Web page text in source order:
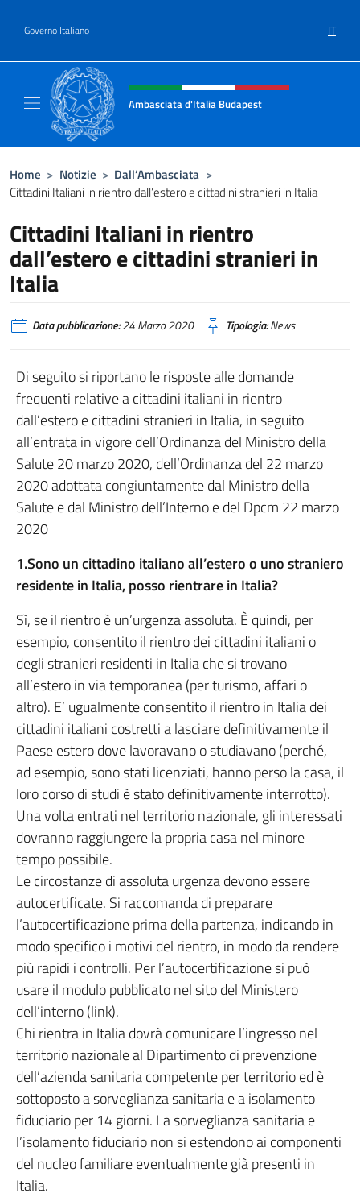
Governo Italiano IT
Intestazione sito, social e menù
Ambasciata d'Italia Budapest
Home > Notizie > Dall’Ambasciata >
Cittadini Italiani in rientro dall’estero e cittadini stranieri in Italia
Cittadini Italiani in rientro
dall’estero e cittadini stranieri in
Italia
Data pubblicazione:24 Marzo 2020 Tipologia:News
Di seguito si riportano le risposte alle domande
frequenti relative a cittadini italiani in rientro
dall’estero e cittadini stranieri in Italia, in seguito
all’entrata in vigore dell’Ordinanza del Ministro della
Salute 20 marzo 2020, dell’Ordinanza del 22 marzo
2020 adottata congiuntamente dal Ministro della
Salute e dal Ministro dell’Interno e del Dpcm 22 marzo
2020
1.Sono un cittadino italiano all’estero o uno straniero
residente in Italia, posso rientrare in Italia?
Sì, se il rientro è un’urgenza assoluta. È quindi, per
esempio, consentito il rientro dei cittadini italiani o
degli stranieri residenti in Italia che si trovano
all’estero in via temporanea (per turismo, affari o
altro). E’ ugualmente consentito il rientro in Italia dei
cittadini italiani costretti a lasciare definitivamente il
Paese estero dove lavoravano o studiavano (perché,
ad esempio, sono stati licenziati, hanno perso la casa, il
loro corso di studi è stato definitivamente interrotto).
Una volta entrati nel territorio nazionale, gli interessati
dovranno raggiungere la propria casa nel minore
tempo possibile.
Le circostanze di assoluta urgenza devono essere
autocertificate. Si raccomanda di preparare
l’autocertificazione prima della partenza, indicando in
modo specifico i motivi del rientro, in modo da rendere
più rapidi i controlli. Per l’autocertificazione si può
usare il modulo pubblicato nel sito del Ministero
dell’interno (link).
Chi rientra in Italia dovrà comunicare l’ingresso nel
territorio nazionale al Dipartimento di prevenzione
dell’azienda sanitaria competente per territorio ed è
sottoposto a sorveglianza sanitaria e a isolamento
fiduciario per 14 giorni. La sorveglianza sanitaria e
l’isolamento fiduciario non si estendono ai componenti
del nucleo familiare eventualmente già presenti in
Italia.